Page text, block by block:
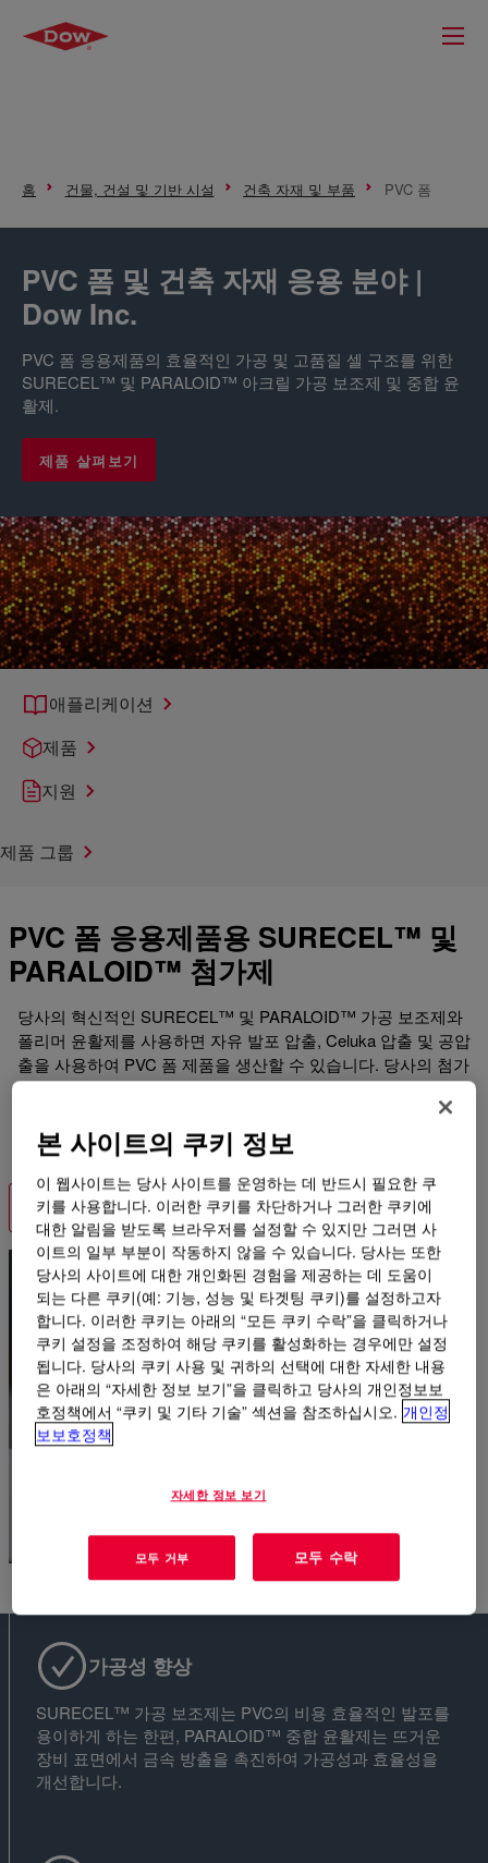
홈 건물, 건설 및 기반 시설 건축 자재 및 부품 PVC 폼
PVC 폼 및 건축 자재 응용 분야 |
Dow Inc.
PVC 폼 응용제품의 효율적인 가공 및 고품질 셀 구조를 위한
SURECEL™ 및 PARALOID™ 아크릴 가공 보조제 및 중합 윤
활제.
제품 살펴보기
애플리케이션
제품
지원
제품 그룹
PVC 폼 응용제품용 SURECEL™ 및
PARALOID™ 첨가제
당사의 혁신적인 SURECEL™ 및 PARALOID™ 가공 보조제와
폴리머 윤활제를 사용하면 자유 발포 압출, Celuka 압출 및 공압
출을 사용하여 PVC 폼 제품을 생산할 수 있습니다. 당사의 첨가
제는 파사드, 클래딩, 폼 프로파일, 데크, 트림, 폼 코어 파이프,
사이니지 및 디스플레이, 기타 PVC 건축 자재와 같은 최종 제품
및 가공 과정에서 폼의 품질과 성능을 향상시킵니다.
자세한 정보
가공성 향상
SURECEL™ 가공 보조제는 PVC의 비용 효율적인 발포를
용이하게 하는 한편, PARALOID™ 중합 윤활제는 뜨거운
장비 표면에서 금속 방출을 촉진하여 가공성과 효율성을
개선합니다.
본 사이트의 쿠키 정보
이 웹사이트는 당사 사이트를 운영하는 데 반드시 필요한 쿠
키를 사용합니다. 이러한 쿠키를 차단하거나 그러한 쿠키에
대한 알림을 받도록 브라우저를 설정할 수 있지만 그러면 사
이트의 일부 부분이 작동하지 않을 수 있습니다. 당사는 또한
당사의 사이트에 대한 개인화된 경험을 제공하는 데 도움이
되는 다른 쿠키(예: 기능, 성능 및 타겟팅 쿠키)를 설정하고자
합니다. 이러한 쿠키는 아래의 “모든 쿠키 수락”을 클릭하거나
쿠키 설정을 조정하여 해당 쿠키를 활성화하는 경우에만 설정
됩니다. 당사의 쿠키 사용 및 귀하의 선택에 대한 자세한 내용
은 아래의 “자세한 정보 보기”을 클릭하고 당사의 개인정보보
호정책에서 “쿠키 및 기타 기술” 섹션을 참조하십시오. 개인정
보보호정책
자세한 정보 보기
모두 거부 모두 수락